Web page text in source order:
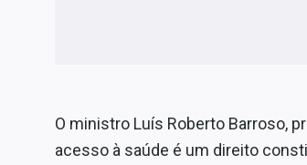
O ministro Luís Roberto Barroso,
acesso à saúde é um direito